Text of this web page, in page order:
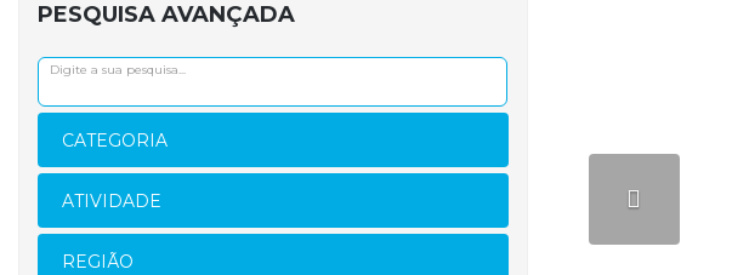
PESQUISA AVANÇADA
CATEGORIA
ATIVIDADE
REGIÃO